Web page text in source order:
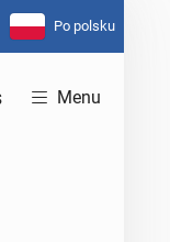
Po polsku
Menu